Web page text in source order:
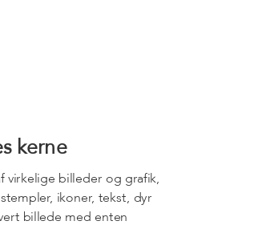
kerne
billeder og grafik,
ikoner, tekst, dyr
billede med enten